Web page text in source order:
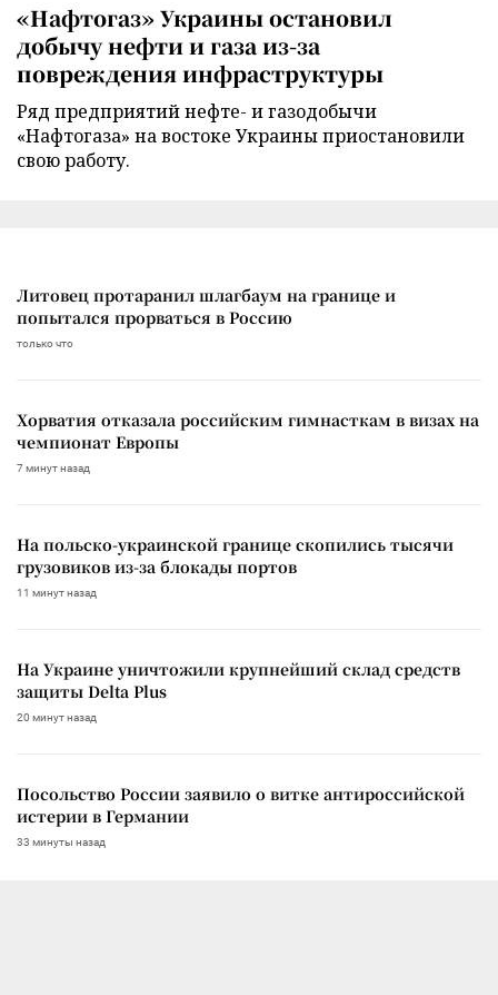
«Нафтогаз» Украины остановил
добычу нефти и газа из-за
повреждения инфраструктуры
Ряд предприятий нефте- и газодобычи
«Нафтогаза» на востоке Украины приостановили
свою работу.
Литовец протаранил шлагбаум на границе и
попытался прорваться в Россию
только что
Хорватия отказала российским гимнасткам в визах на
чемпионат Европы
7 минут назад
На польско-украинской границе скопились тысячи
грузовиков из-за блокады портов
11 минут назад
На Украине уничтожили крупнейший склад средств
защиты Delta Plus
20 минут назад
Посольство России заявило о витке антироссийской
истерии в Германии
33 минуты назад